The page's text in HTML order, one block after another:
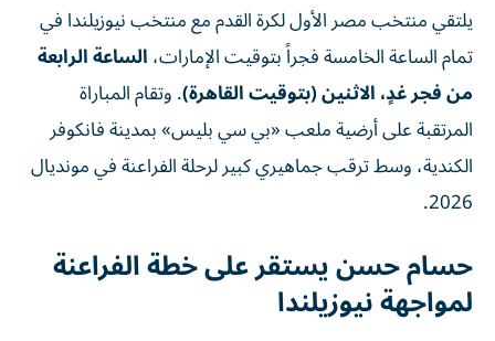
يلتقي منتخب مصر الأول لكرة القدم مع منتخب نيوزيلندا في
تمام الساعة الخامسة فجراً بتوقيت الإمارات،الساعة الرابعة
من فجر غدٍ، الاثنين (بتوقيت القاهرة). وتقام المباراة
المرتقبة على أرضية ملعب «بي سي بليس» بمدينة فانكوفر
الكندية، وسط ترقب جماهيري كبير لرحلة الفراعنة في مونديال
2026.
حسام حسن يستقر على خطة الفراعنة
لمواجهة نيوزيلندا